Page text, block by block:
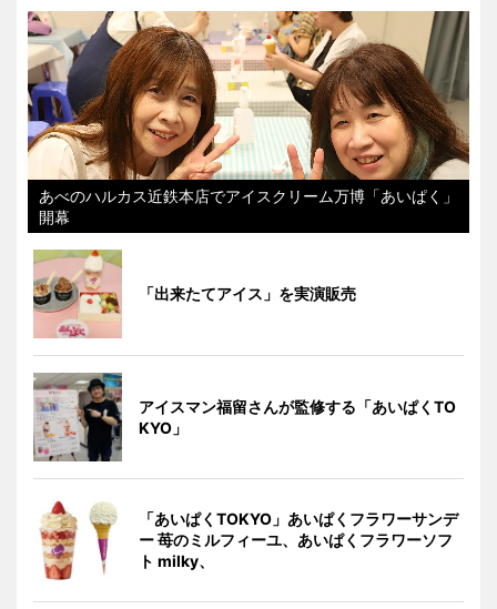
あべのハルカス近鉄本店でアイスクリーム万博「あいぱく」
開幕
「出来たてアイス」を実演販売
アイスマン福留さんが監修する「あいぱくTO
KYO」
「あいぱくTOKYO」あいぱくフラワーサンデ
ー 苺のミルフィーユ、あいぱくフラワーソフ
ト milky、